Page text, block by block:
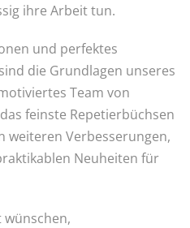
ihre Arbeit tun.
und perfektes
die Grundlagen unseres
Team von
feinste Repetierbüchsen
Verbesserungen,
Neuheiten für
wünschen,